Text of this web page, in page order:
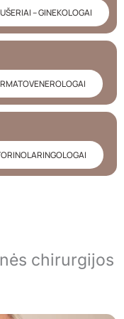
– GINEKOLOGAI
chirurgijos